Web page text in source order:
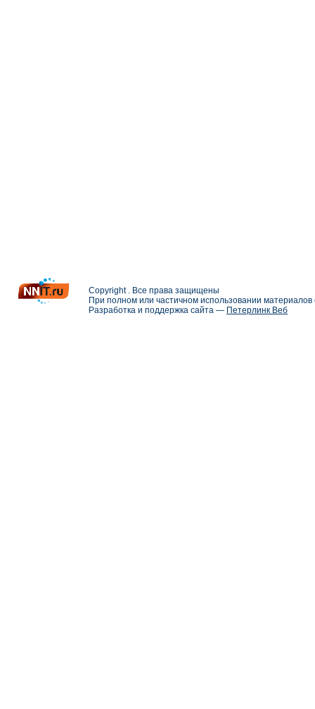
Copyright . Все права защищены
При полном или частичном использовании
Разработка и поддержка сайта — Петерлинк Веб